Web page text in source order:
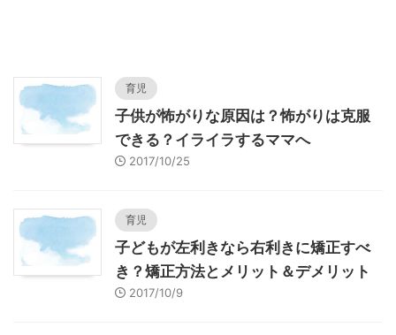
育児
子供が怖がりな原因は？怖がりは克服
できる？イライラするママへ
2017/10/25
育児
子どもが左利きなら右利きに矯正すべ
き？矯正方法とメリット＆デメリット
2017/10/9